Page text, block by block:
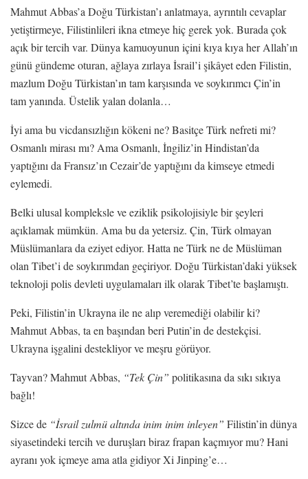
Mahmut Abbas’a Doğu Türkistan’ı anlatmaya, ayrıntılı cevaplar
yetiştirmeye, Filistinlileri ikna etmeye hiç gerek yok. Burada çok
açık bir tercih var. Dünya kamuoyunun içini kıya kıya her Allah’ın
günü gündeme oturan, ağlaya zırlaya İsrail’i şikâyet eden Filistin,
mazlum Doğu Türkistan’ın tam karşısında ve soykırımcı Çin’in
tam yanında. Üstelik yalan dolanla…
İyi ama bu vicdansızlığın kökeni ne? Basitçe Türk nefreti mi?
Osmanlı mirası mı? Ama Osmanlı, İngiliz’in Hindistan’da
yaptığını da Fransız’ın Cezair’de yaptığını da kimseye etmedi
eylemedi.
Belki ulusal kompleksle ve eziklik psikolojisiyle bir şeyleri
açıklamak mümkün. Ama bu da yetersiz. Çin, Türk olmayan
Müslümanlara da eziyet ediyor. Hatta ne Türk ne de Müslüman
olan Tibet’i de soykırımdan geçiriyor. Doğu Türkistan’daki yüksek
teknoloji polis devleti uygulamaları ilk olarak Tibet’te başlamıştı.
Peki, Filistin’in Ukrayna ile ne alıp veremediği olabilir ki?
Mahmut Abbas, ta en başından beri Putin’in de destekçisi.
Ukrayna işgalini destekliyor ve meşru görüyor.
Tayvan? Mahmut Abbas, “Tek Çin” politikasına da sıkı sıkıya
bağlı!
Sizce de “İsrail zulmü altında inim inim inleyen” Filistin’in dünya
siyasetindeki tercih ve duruşları biraz frapan kaçmıyor mu? Hani
ayranı yok içmeye ama atla gidiyor Xi Jinping’e…